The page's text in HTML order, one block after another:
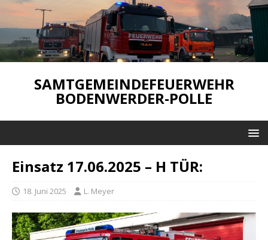
SAMTGEMEINDEFEUERWEHR
BODENWERDER-POLLE
Einsatz 17.06.2025 – H TÜR:
18. Juni 2025 L. Meyer